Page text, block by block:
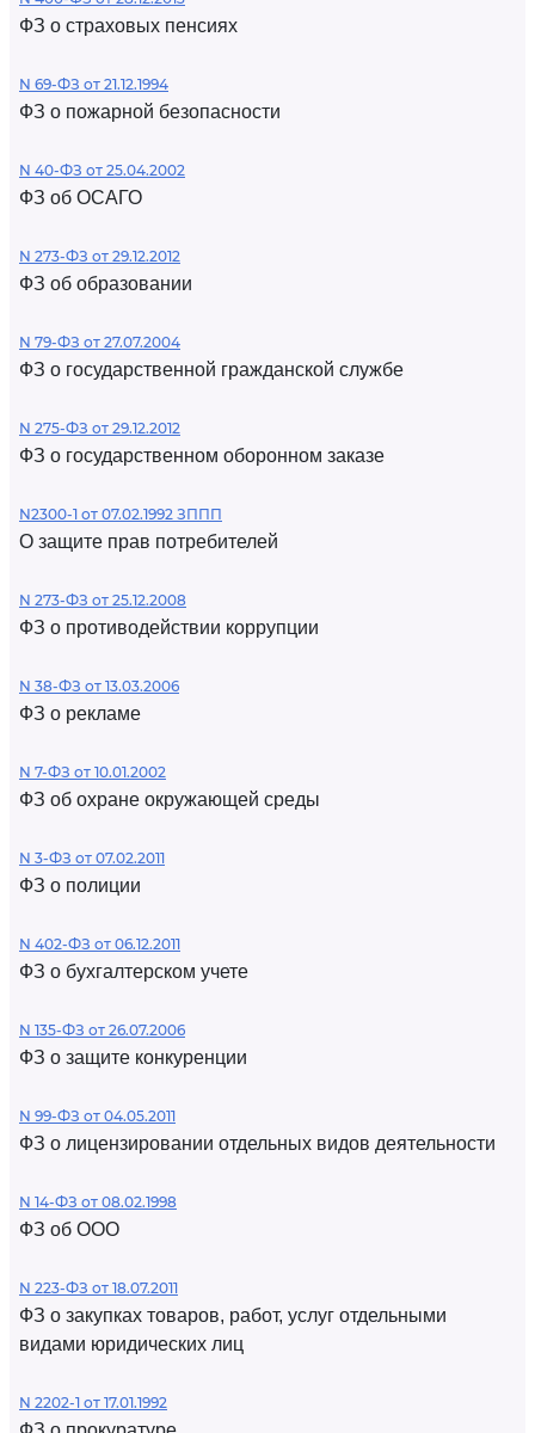
ФЗ о страховых пенсиях
N 69-ФЗ от 21.12.1994
ФЗ о пожарной безопасности
N 40-ФЗ от 25.04.2002
ФЗ об ОСАГО
N 273-ФЗ от 29.12.2012
ФЗ об образовании
N 79-ФЗ от 27.07.2004
ФЗ о государственной гражданской службе
N 275-ФЗ от 29.12.2012
ФЗ о государственном оборонном заказе
N2300-1 от 07.02.1992 ЗППП
О защите прав потребителей
N 273-ФЗ от 25.12.2008
ФЗ о противодействии коррупции
N 38-ФЗ от 13.03.2006
ФЗ о рекламе
N 7-ФЗ от 10.01.2002
ФЗ об охране окружающей среды
N 3-ФЗ от 07.02.2011
ФЗ о полиции
N 402-ФЗ от 06.12.2011
ФЗ о бухгалтерском учете
N 135-ФЗ от 26.07.2006
ФЗ о защите конкуренции
N 99-ФЗ от 04.05.2011
ФЗ о лицензировании отдельных видов деятельности
N 14-ФЗ от 08.02.1998
ФЗ об ООО
N 223-ФЗ от 18.07.2011
ФЗ о закупках товаров, работ, услуг отдельными
видами юридических лиц
N 2202-1 от 17.01.1992